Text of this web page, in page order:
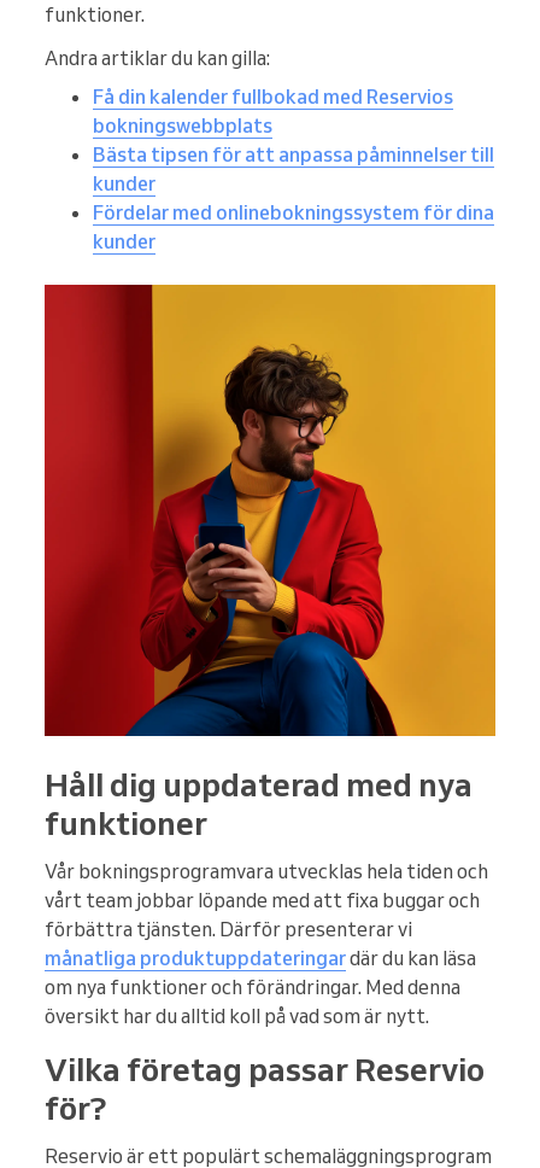
funktioner.
Andra artiklar du kan gilla:
Få din kalender fullbokad med Reservios
bokningswebbplats
Bästa tipsen för att anpassa påminnelser till
kunder
Fördelar med onlinebokningssystem för dina
kunder
Håll dig uppdaterad med nya
funktioner
Vår bokningsprogramvara utvecklas hela tiden och
vårt team jobbar löpande med att fixa buggar och
förbättra tjänsten. Därför presenterar vi
månatliga produktuppdateringardär du kan läsa
om nya funktioner och förändringar. Med denna
översikt har du alltid koll på vad som är nytt.
Vilka företag passar Reservio
för?
Reservio är ett populärt schemaläggningsprogram